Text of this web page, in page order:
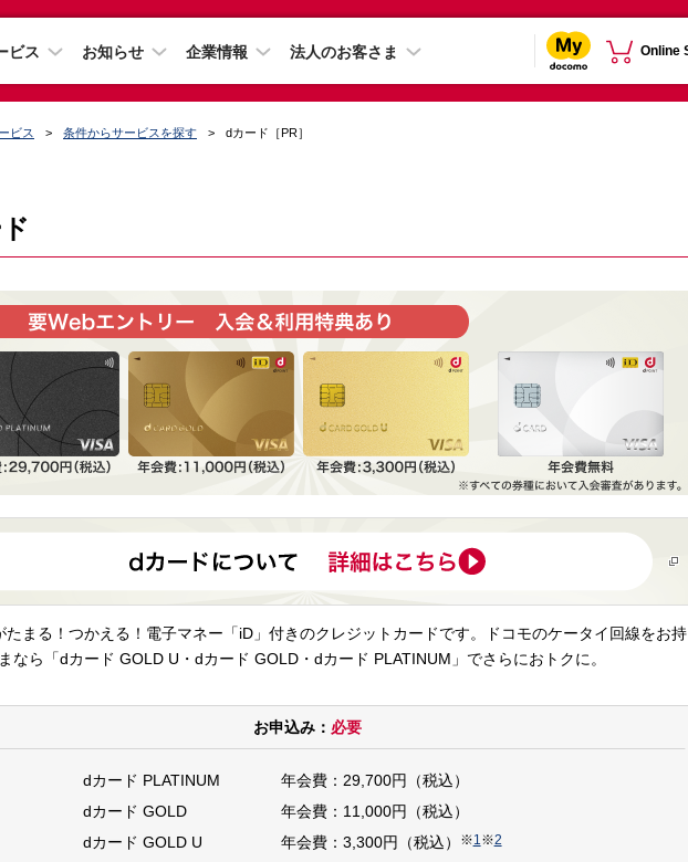
ビス お知らせ 企業情報 法人のお客さま Online
ビス 条件からサービスを探す dカード［PR］
たまる！つかえる！電子マネー「iD」付きのクレジットカードです。ドコモのケータイ回線をお持
なら「dカード GOLD U・dカード GOLD・dカード PLATINUM」でさらにおトクに。
お申込み： 必要
dカード PLATINUM
年会費：29,700円（税込）
dカード GOLD
年会費：11,000円（税込）
dカード GOLD U
年会費：3,300円（税込） ※1※2